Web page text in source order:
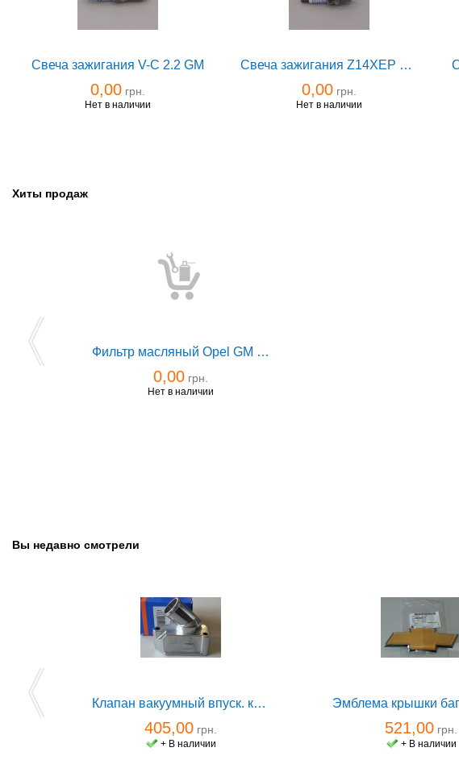
Свеча зажигания V-C 2.2 GM
0,00 грн.
Нет в наличии
Свеча зажигания Z14XEP Z16XEP Z16XER Z18XER GM
0,00 грн.
Нет в наличии
Хиты продаж
Фильтр масляный Opel GM 0650401
0,00 грн.
Нет в наличии
Вы недавно смотрели
Клапан вакуумный впуск. коллектора Лацетти 1.6 GM
405,00 грн.
+ В наличии
521,00 грн.
+ В наличии